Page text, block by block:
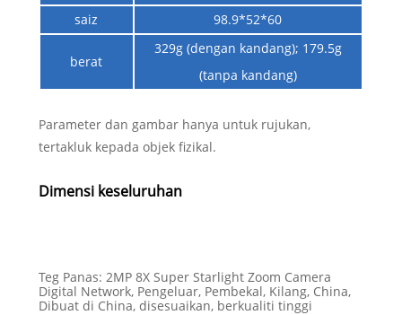
saiz 98.9*52*60
berat
329g (dengan kandang); 179.5g
(tanpa kandang)
Parameter dan gambar hanya untuk rujukan,
tertakluk kepada objek fizikal.
Dimensi keseluruhan
Teg Panas: 2MP 8X Super Starlight Zoom Camera
Digital Network, Pengeluar, Pembekal, Kilang, China,
Dibuat di China, disesuaikan, berkualiti tinggi